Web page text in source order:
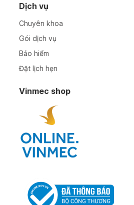
Dịch vụ
Chuyên khoa
Gói dịch vụ
Bảo hiểm
Đặt lịch hẹn
Vinmec shop